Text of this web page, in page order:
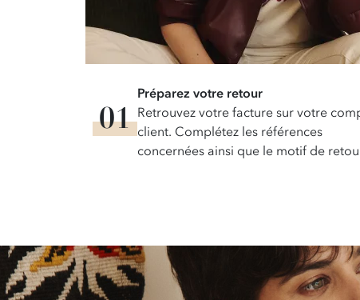
Préparez votre retour
Retrouvez votre facture sur votre
client. Complétez les références
concernées ainsi que le motif de